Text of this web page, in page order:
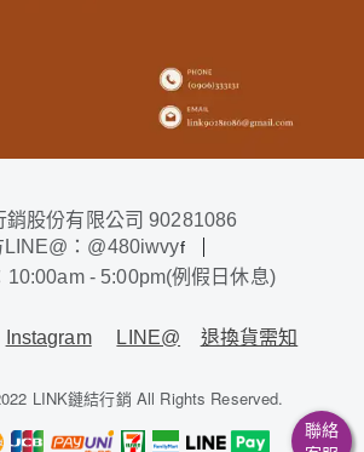
銷股份有限公司 90281086
LINE@：@480iwvyf
10:00am - 5:00pm(例假日休息)
Instagram LINE@ 退換貨需知
LINK鏈結行銷 All Rights Reserved.
聯絡